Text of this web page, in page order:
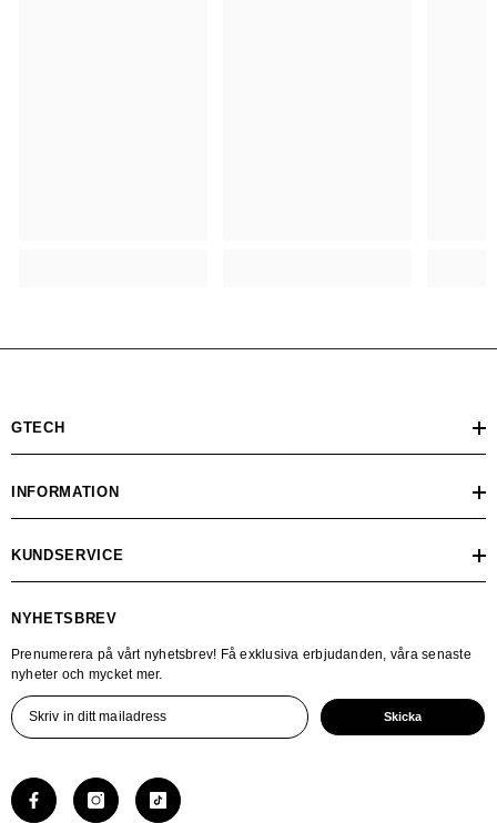
GTECH
INFORMATION
KUNDSERVICE
NYHETSBREV
Prenumerera på vårt nyhetsbrev! Få exklusiva erbjudanden, våra senaste
nyheter och mycket mer.
Skicka